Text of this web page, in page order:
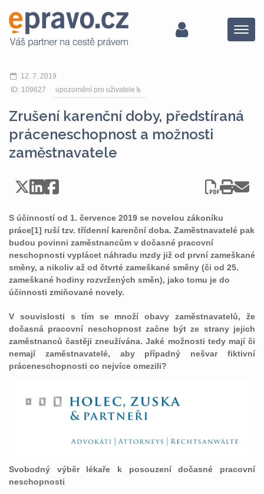
Menu
12. 7. 2019
ID: 109627
upozornění pro uživatele
Zrušení karenční doby, předstíraná
práceneschopnost a možnosti
zaměstnavatele
S účinností od 1. července 2019 se novelou zákoníku
práce[1] ruší tzv. třídenní karenční doba. Zaměstnavatelé pak
budou povinni zaměstnancům v dočasné pracovní
neschopnosti vyplácet náhradu mzdy již od první zameškané
směny, a nikoliv až od čtvrté zameškané směny (či od 25.
zameškané hodiny rozvržených směn), jako tomu je do
účinnosti zmiňované novely.
V souvislosti s tím se množí obavy zaměstnavatelů, že
dočasná pracovní neschopnost začne být ze strany jejich
zaměstnanců častěji zneužívána. Jaké možnosti tedy mají či
nemají zaměstnavatelé, aby případný nešvar fiktivní
práceneschopnosti co nejvíce omezili?
Svobodný výběr lékaře k posouzení dočasné pracovní
neschopnosti